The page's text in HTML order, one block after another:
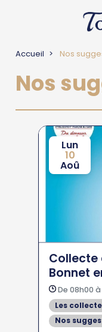
Accueil Nos
Nos
Lun
10
Aoû
Collecte
Bonnet
De 08h00 à
Les
Nos